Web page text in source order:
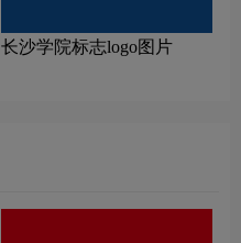
长沙学院标志logo图片